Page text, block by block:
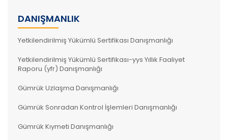
DANIŞMANLIK
Yetkilendirilmiş Yükümlü Sertifikası Danışmanlığı
Yetkilendirilmiş Yükümlü Sertifikası-yys Yıllık Faaliyet
Raporu (yfr) Danışmanlığı
Gümrük Uzlaşma Danışmanlığı
Gümrük Sonradan Kontrol İşlemleri Danışmanlığı
Gümrük Kıymeti Danışmanlığı